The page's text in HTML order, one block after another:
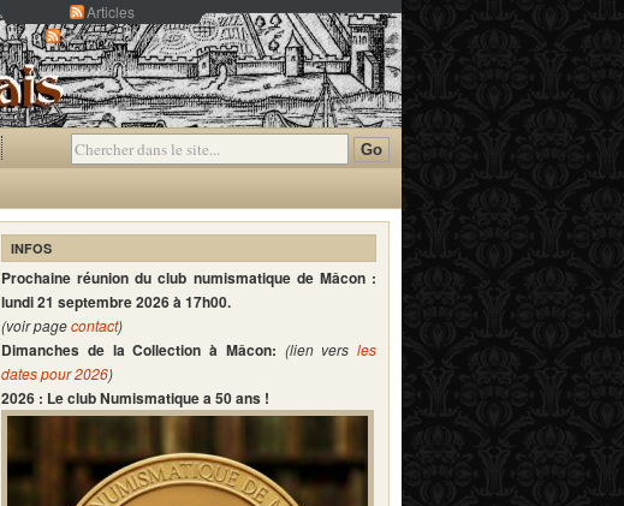
Articles
Commentaires
INFOS
Prochaine réunion du club numismatique de Mâcon :
lundi 21 septembre 2026 à 17h00.
(voir pagecontact)
Dimanches de la Collection à Mâcon: (lien vers les
dates pour 2026)
2026 : Le club Numismatique a 50 ans !